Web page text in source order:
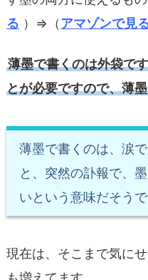
る ） ⇒（アマゾンで見
薄墨で書くのは外袋で
とが必要ですので、薄
薄墨で書くのは、涙
と、突然の訃報で、
いという意味だそう
現在は、そこまで気に